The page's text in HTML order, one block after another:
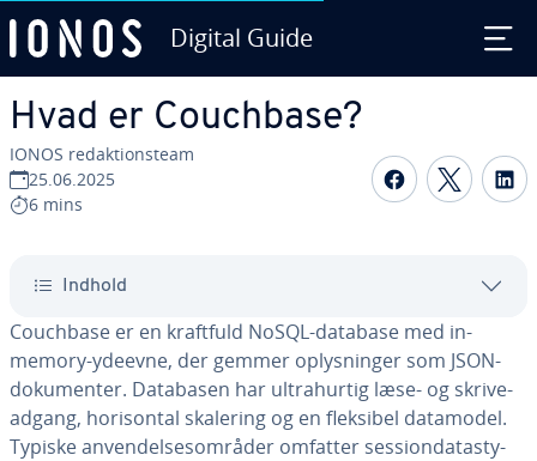
Digital Guide
Hvad er Couchbase?
IONOS re­dak­tions­team
25.06.2025
6 mins
Del påDel
Indhold
Couchbase er en kraftfuld NoSQL-database med in-
memory-ydeevne, der gemmer op­lys­nin­ger som JSON-
do­ku­men­ter. Databasen har ul­tra­hur­tig læse- og skri­ve­
ad­gang, ho­ri­son­tal skalering og en fleksibel datamodel.
Typiske an­ven­del­ses­om­rå­der omfatter ses­sionda­ta­sty­